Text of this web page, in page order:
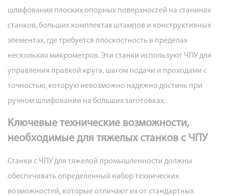
шлифования плоских опорных поверхностей на станинах
станков, больших комплектах штампов и конструктивных
элементах, где требуется плоскостность в пределах
нескольких микрометров. Эти станки используют ЧПУ для
управления правкой круга, шагом подачи и проходами с
точностью, которую невозможно надежно достичь при
ручном шлифовании на больших заготовках.
Ключевые технические возможности,
необходимые для тяжелых станков с ЧПУ
Станки с ЧПУ для тяжелой промышленности должны
обеспечивать определенный набор технических
возможностей, которые отличают их от стандартных